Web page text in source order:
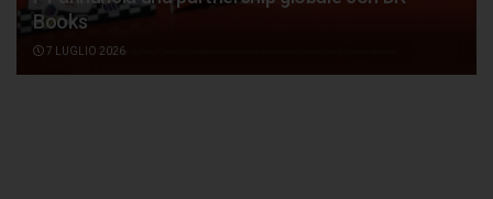
Books
7 LUGLIO 2026